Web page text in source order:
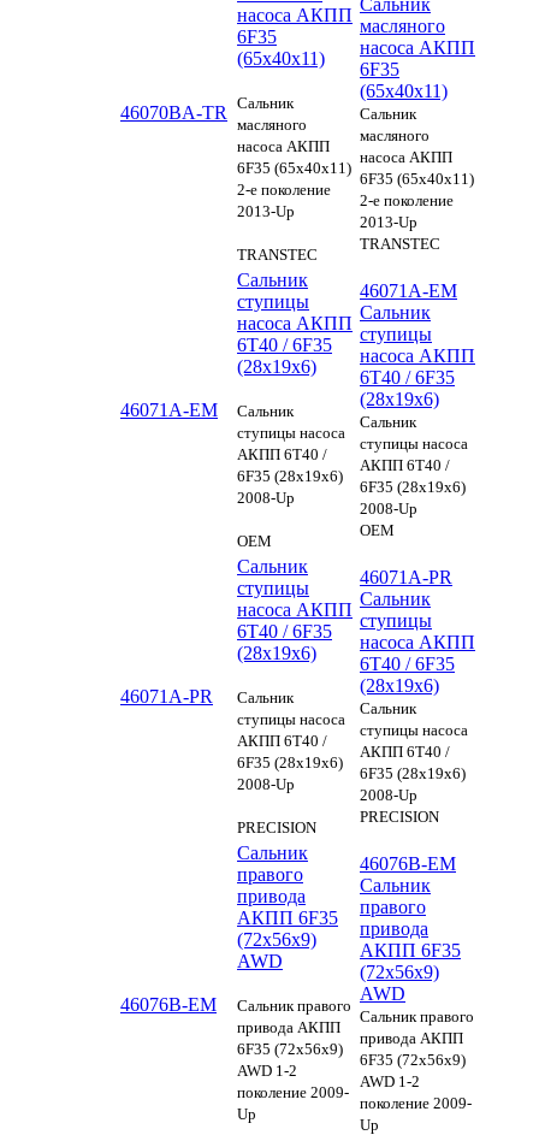
46070BA-TR
насоса АКПП
6F35
(65х40х11)
Сальник
масляного
насоса АКПП
6F35 (65х40х11)
2-е поколение
2013-Up
TRANSTEC
масляного
насоса АКПП
6F35
(65х40х11)
Сальник
масляного
насоса АКПП
6F35 (65х40х11)
2-е поколение
2013-Up
TRANSTEC
46071A-EM
Сальник
ступицы
насоса АКПП
6T40 / 6F35
(28х19х6)
Сальник
ступицы насоса
АКПП 6T40 /
6F35 (28х19х6)
2008-Up
OEM
46071A-EM
Сальник
ступицы
насоса АКПП
6T40 / 6F35
(28х19х6)
Сальник
ступицы насоса
АКПП 6T40 /
6F35 (28х19х6)
2008-Up
OEM
46071A-PR
Сальник
ступицы
насоса АКПП
6T40 / 6F35
(28х19х6)
Сальник
ступицы насоса
АКПП 6T40 /
6F35 (28х19х6)
2008-Up
PRECISION
46071A-PR
Сальник
ступицы
насоса АКПП
6T40 / 6F35
(28х19х6)
Сальник
ступицы насоса
АКПП 6T40 /
6F35 (28х19х6)
2008-Up
PRECISION
46076B-EM
Сальник
правого
привода
АКПП 6F35
(72x56x9)
AWD
Сальник правого
привода АКПП
6F35 (72x56x9)
AWD 1-2
поколение 2009-
Up
46076B-EM
Сальник
правого
привода
АКПП 6F35
(72x56x9)
AWD
Сальник правого
привода АКПП
6F35 (72x56x9)
AWD 1-2
поколение 2009-
Up